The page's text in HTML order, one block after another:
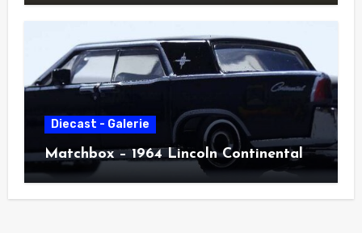
Diecast - Galerie
Matchbox – 1964 Lincoln Continental